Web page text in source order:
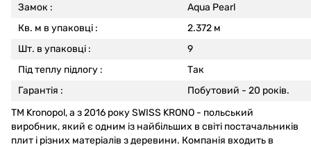
Замок :
Aqua Pearl
Кв. м в упаковці :
2.372 м
Шт. в упаковці :
9
Під теплу підлогу :
Так
Гарантія :
Побутовий - 20 років.
ТМ Kronopol, а з 2016 року SWISS KRONO - польський
виробник, який є одним із найбільших в світі постачальників
плит і різних матеріалів з деревини. Компанія входить в